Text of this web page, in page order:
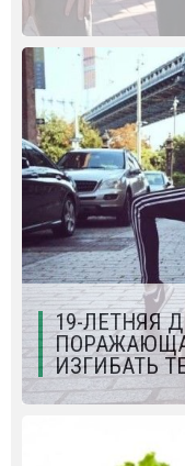
19-ЛЕТНЯЯ
ИЗГИБАТЬ